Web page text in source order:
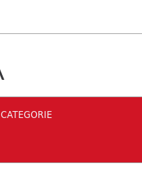
CATEGORIE